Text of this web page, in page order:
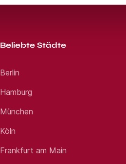
Beliebte Städte
Berlin
Hamburg
München
Köln
Frankfurt am Main